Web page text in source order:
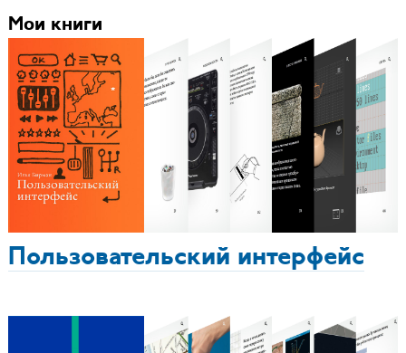
Мои книги
Пользовательский интерфейс